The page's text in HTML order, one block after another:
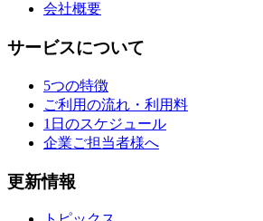
会社概要
サービスについて
5つの特徴
ご利用の流れ・利用料
1日のスケジュール
企業ご担当者様へ
更新情報